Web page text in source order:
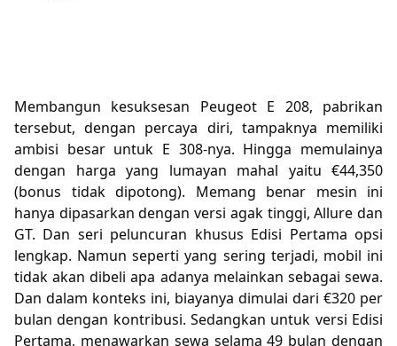
Membangun kesuksesan Peugeot E 208, pabrikan
tersebut, dengan percaya diri, tampaknya memiliki
ambisi besar untuk E 308-nya. Hingga memulainya
dengan harga yang lumayan mahal yaitu €44,350
(bonus tidak dipotong). Memang benar mesin ini
hanya dipasarkan dengan versi agak tinggi, Allure dan
GT. Dan seri peluncuran khusus Edisi Pertama opsi
lengkap. Namun seperti yang sering terjadi, mobil ini
tidak akan dibeli apa adanya melainkan sebagai sewa.
Dan dalam konteks ini, biayanya dimulai dari €320 per
bulan dengan kontribusi. Sedangkan untuk versi Edisi
Pertama, menawarkan sewa selama 49 bulan dengan